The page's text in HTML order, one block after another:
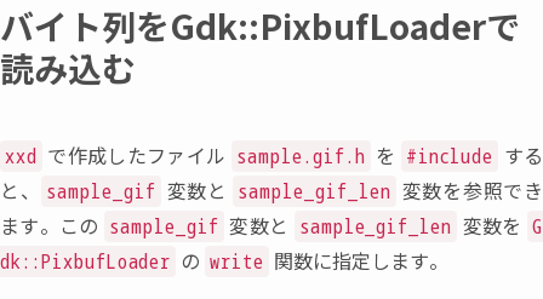
バイト列をGdk::PixbufLoaderで
読み込む
xxd で作成したファイル sample.gif.h を #include する
と 、 sample_gif 変数と sample_gif_len 変数を参照でき
ます。この sample_gif 変数と sample_gif_len 変数を G
dk::PixbufLoader の write 関数に指定します。